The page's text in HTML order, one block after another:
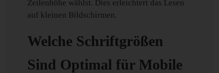
Zeilenhöhe wählst. Dies erleichtert das Lesen
auf kleinen Bildschirmen.
Welche Schriftgrößen
Sind Optimal für Mobile